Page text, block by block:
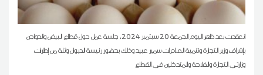
انعقدت بعد ظهر اليوم الجمعة 20 سبتمبر 2024، جلسة عمل حول قطاع البيض والدواجن
بإشراف وزير التجارة وتنمية الصادرات سمير عبيد وذلك بحضور رئيسة الديوان وثلة من إطارات
وزارتي التجارة والفلاحة والمتدخلين في القطاع